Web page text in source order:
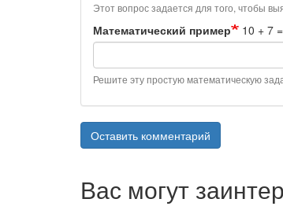
Этот вопрос задается для того, чтобы
Математический пример 10 + 7 =
Решите эту простую математическую
Оставить комментарий
Вас могут